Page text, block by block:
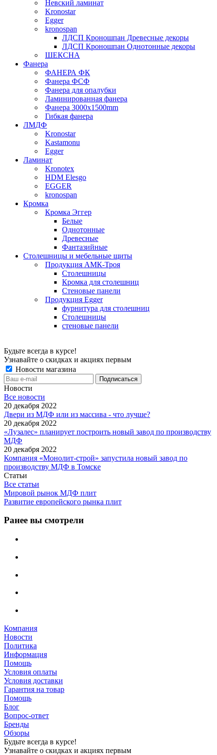
Невский ламинат
Kronostar
Egger
kronospan
ЛДСП Кроношпан Древесные декоры
ЛДСП Кроношпан Однотонные декоры
ШЕКСНА
Фанера
ФАНЕРА ФК
Фанера ФСФ
Фанера для опалубки
Ламинированная фанера
Фанера 3000х1500mm
Гибкая фанера
ЛМДФ
Kronostar
Kastamonu
Egger
Ламинат
Kronotex
HDM Elesgo
EGGER
kronospan
Кромка
Кромка Эггер
Белые
Однотонные
Древесные
Фантазийные
Столешницы и мебельные щиты
Продукция АМК-Троя
Столешницы
Кромка для столешниц
Стеновые панели
Продукция Egger
фурнитура для столешниц
Столешницы
стеновые панели
Будьте всегда в курсе!
Узнавайте о скидках и акциях первым
Новости магазина
Новости
Все новости
20 декабря 2022
Двери из МДФ или из массива - что лучше?
20 декабря 2022
«Лузалес» планирует построить новый завод по производству
МДФ
20 декабря 2022
Компания «Монолит-строй» запустила новый завод по
производству МДФ в Томске
Статьи
Все статьи
Мировой рынок МДФ плит
Развитие европейского рынка плит
Ранее вы смотрели
Компания
Новости
Политика
Информация
Помощь
Условия оплаты
Условия доставки
Гарантия на товар
Помощь
Блог
Вопрос-ответ
Бренды
Обзоры
Будьте всегда в курсе!
Узнавайте о скидках и акциях первым